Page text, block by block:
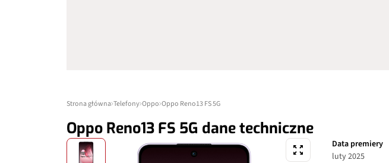
Strona główna Telefony Oppo Oppo Reno13 FS 5G
Oppo Reno13 FS 5G dane techniczne
Data premiery
luty 2025